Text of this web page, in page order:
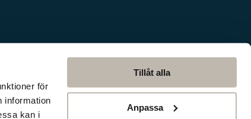
för
information
kan i
Tillåt alla
Anpassa